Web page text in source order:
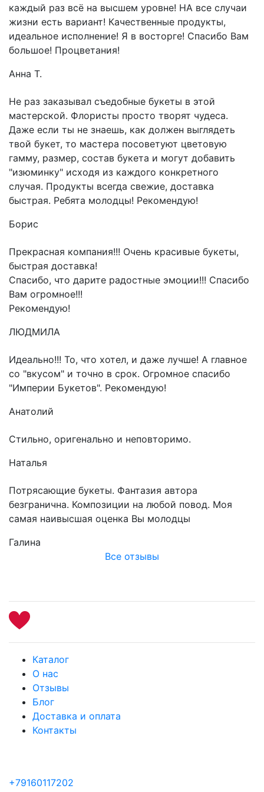
каждый раз всё на высшем уровне! НА все случаи
жизни есть вариант! Качественные продукты,
идеальное исполнение! Я в восторге! Спасибо Вам
большое! Процветания!
Анна Т.
Не раз заказывал съедобные букеты в этой
мастерской. Флористы просто творят чудеса.
Даже если ты не знаешь, как должен выглядеть
твой букет, то мастера посоветуют цветовую
гамму, размер, состав букета и могут добавить
"изюминку" исходя из каждого конкретного
случая. Продукты всегда свежие, доставка
быстрая. Ребята молодцы! Рекомендую!
Борис
Прекрасная компания!!! Очень красивые букеты,
быстрая доставка!
Спасибо, что дарите радостные эмоции!!! Спасибо
Вам огромное!!!
Рекомендую!
ЛЮДМИЛА
Идеально!!! То, что хотел, и даже лучше! А главное
со "вкусом" и точно в срок. Огромное спасибо
"Империи Букетов". Рекомендую!
Анатолий
Стильно, оригенально и неповторимо.
Наталья
Потрясающие букеты. Фантазия автора
безгранична. Композиции на любой повод. Моя
самая наивысшая оценка Вы молодцы
Галина
Все отзывы
Каталог
О нас
Отзывы
Блог
Доставка и оплата
Контакты
+79160117202